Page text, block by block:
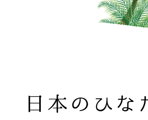
日本のひなた 宮崎県